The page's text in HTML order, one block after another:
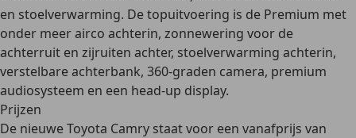
en stoelverwarming. De topuitvoering is de Premium met
onder meer airco achterin, zonnewering voor de
achterruit en zijruiten achter, stoelverwarming achterin,
verstelbare achterbank, 360-graden camera, premium
audiosysteem en een head-up display.
Prijzen
De nieuwe Toyota Camry staat voor een vanafprijs van